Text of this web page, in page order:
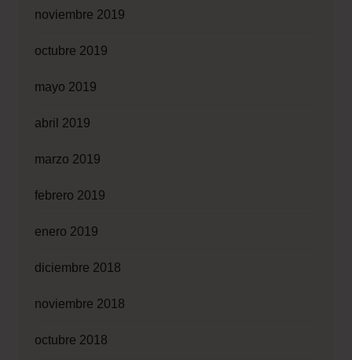
noviembre 2019
octubre 2019
mayo 2019
abril 2019
marzo 2019
febrero 2019
enero 2019
diciembre 2018
noviembre 2018
octubre 2018